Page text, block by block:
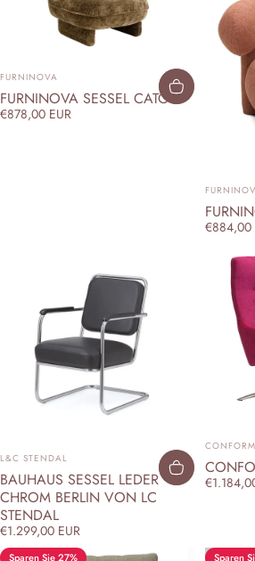
ANBIETER:
FURNINOVA
FURNINOVA SESSEL CATO
€878,00 EUR
ANBIETER:
€884,00
ANBIETER:
L&C STENDAL
BAUHAUS SESSEL LEDER
CHROM BERLIN VON LC
STENDAL
€1.299,00 EUR
ANBIETER:
CONFORM
Sparen Sie 27% Sparen